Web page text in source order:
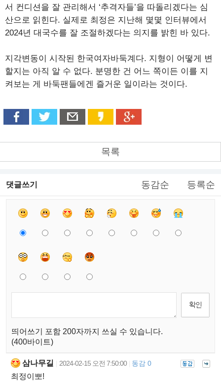
서 컨디션을 잘 관리해서 ‘추격자들’을 따돌리겠다는 심
산으로 읽힌다. 실제로 최정은 지난해 몇몇 인터뷰에서
2024년 대국수를 잘 조절하겠다는 의지를 밝힌 바 있다.
지각변동이 시작된 한국여자바둑계다. 지형이 어떻게 변
할지는 아직 알 수 없다. 분명한 건 어느 쪽이든 이를 지
켜보는 게 바둑팬들에겐 즐거운 일이라는 것이다.
목록
댓글쓰기 동감순 등록순
띄어쓰기 포함 200자까지 쓰실 수 있습니다.
(400바이트)
삼나무길 2024-02-15 오전 7:50:00 동감 0
최정이뽀!